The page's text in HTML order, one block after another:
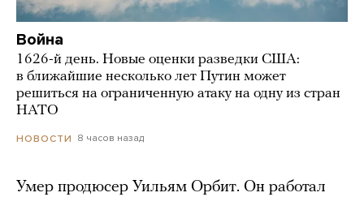
Война
1626-й день. Новые оценки разведки США:
в ближайшие несколько лет Путин может
решиться на ограниченную атаку на одну из стран
НАТО
НОВОСТИ 8 часов назад
Умер продюсер Уильям Орбит. Он работал